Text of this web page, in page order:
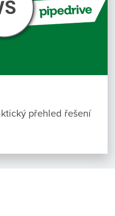
přehled řešení